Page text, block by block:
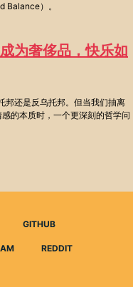
Balance）。
为奢侈品，快乐如
邦还是反乌托邦。但当我们抽离
的本质时，一个更深刻的哲学问
GITHUB
REDDIT